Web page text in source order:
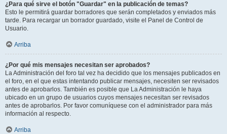
¿Para qué sirve el botón "Guardar" en la publicación de temas?
Esto le permitirá guardar borradores que serán completados y enviados más
tarde. Para recargar un borrador guardado, visite el Panel de Control de
Usuario.
Arriba
¿Por qué mis mensajes necesitan ser aprobados?
La Administración del foro tal vez ha decidido que los mensajes publicados en
el foro, en el que estas intentando publicar mensajes, necesiten ser revisados
antes de aprobarlos. También es posible que La Administración le haya
ubicado en un grupo de usuarios cuyos mensajes necesitan ser revisados
antes de aprobarlos. Por favor comuníquese con el administrador para más
información al respecto.
Arriba